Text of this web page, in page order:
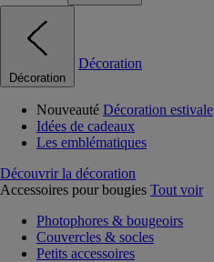
Décoration
Décoration
Nouveauté Décoration estivale
Idées de cadeaux
Les emblématiques
Découvrir la décoration
Accessoires pour bougies Tout voir
Photophores & bougeoirs
Couvercles & socles
Petits accessoires